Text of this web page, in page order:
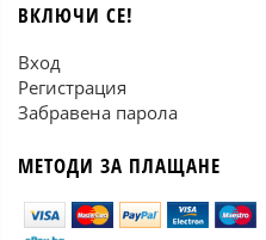
ВКЛЮЧИ СЕ!
Вход
Регистрация
Забравена парола
МЕТОДИ ЗА ПЛАЩАНЕ